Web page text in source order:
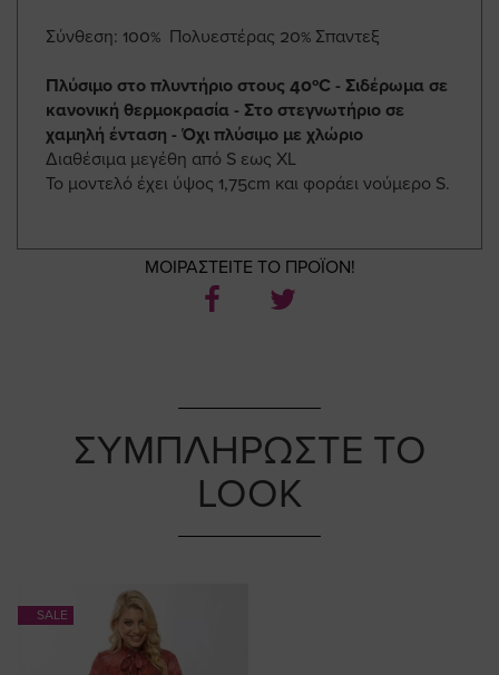
Σύνθεση: 100% Πολυεστέρας 20% Σπαντεξ
Πλύσιμο στο πλυντήριο στους 40ºC - Σιδέρωμα σε
κανονική θερμοκρασία - Στο στεγνωτήριο σε
χαμηλή ένταση - Όχι πλύσιμο με χλώριο
Διαθέσιμα μεγέθη από S εως ΧL
Το μοντελό έχει ύψος 1,75cm και φοράει νούμερο S.
ΜΟΙΡΑΣΤΕΙΤΕ ΤΟ ΠΡΟΪΟΝ!
ΣΥΜΠΛΗΡΩΣΤΕ ΤΟ
LOOK
SALE